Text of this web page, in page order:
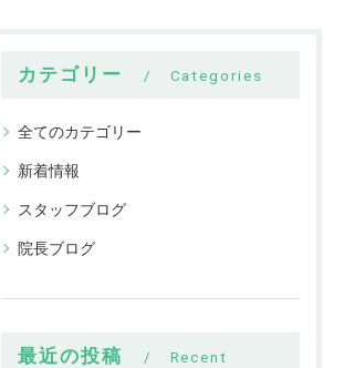
カテゴリー Categories
全てのカテゴリー
新着情報
スタッフブログ
院長ブログ
最近の投稿
Recent